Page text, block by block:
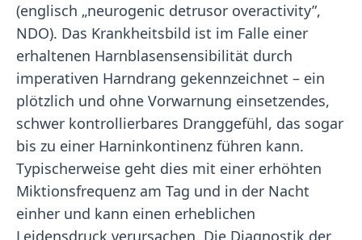
(englisch „neurogenic detrusor overactivity”,
NDO). Das Krankheitsbild ist im Falle einer
erhaltenen Harnblasensensibilität durch
imperativen Harndrang gekennzeichnet – ein
plötzlich und ohne Vorwarnung einsetzendes,
schwer kontrollierbares Dranggefühl, das sogar
bis zu einer Harninkontinenz führen kann.
Typischerweise geht dies mit einer erhöhten
Miktionsfrequenz am Tag und in der Nacht
einher und kann einen erheblichen
Leidensdruck verursachen. Die Diagnostik der